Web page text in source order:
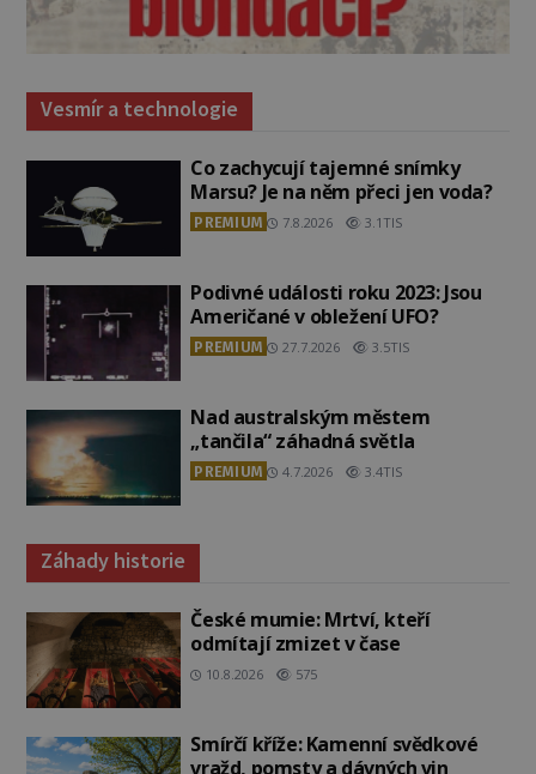
Vesmír a technologie
Co zachycují tajemné snímky
Marsu? Je na něm přeci jen voda?
PREMIUM 7.8.2026 3.1TIS
Podivné události roku 2023: Jsou
Američané v obležení UFO?
PREMIUM 27.7.2026 3.5TIS
Nad australským městem
„tančila“ záhadná světla
PREMIUM 4.7.2026 3.4TIS
Záhady historie
České mumie: Mrtví, kteří
odmítají zmizet v čase
10.8.2026 575
Smírčí kříže: Kamenní svědkové
vražd, pomsty a dávných vin